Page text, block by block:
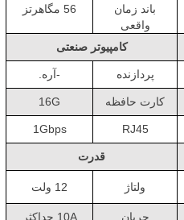
باند زمان
واقعی
56 مگاهرتز
کامپیوتر صنعتی
پردازنده -آره.
کارت حافظه 16G
RJ45
1Gbps
قدرت
ولتاژ 12 ولت
جریان 10A حداکثر